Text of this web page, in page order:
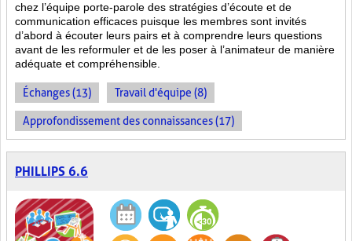
chez l’équipe porte-parole des stratégies d’écoute et de
communication efficaces puisque les membres sont invités
d’abord à écouter leurs pairs et à comprendre leurs questions
avant de les reformuler et de les poser à l’animateur de manière
adéquate et compréhensible.
Échanges (13) Travail d'équipe (8)
Approfondissement des connaissances (17)
PHILLIPS 6.6